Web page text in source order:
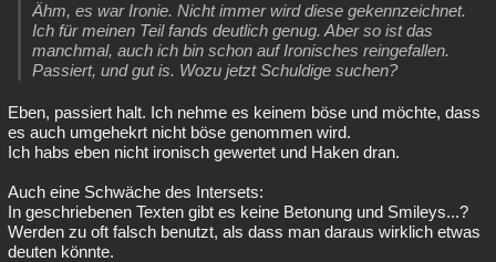
Ähm, es war Ironie. Nicht immer wird diese gekennzeichnet.
Ich für meinen Teil fands deutlich genug. Aber so ist das
manchmal, auch ich bin schon auf Ironisches reingefallen.
Passiert, und gut is. Wozu jetzt Schuldige suchen?
Eben, passiert halt. Ich nehme es keinem böse und möchte, dass
es auch umgehekrt nicht böse genommen wird.
Ich habs eben nicht ironisch gewertet und Haken dran.
Auch eine Schwäche des Intersets:
In geschriebenen Texten gibt es keine Betonung und Smileys...?
Werden zu oft falsch benutzt, als dass man daraus wirklich etwas
deuten könnte.